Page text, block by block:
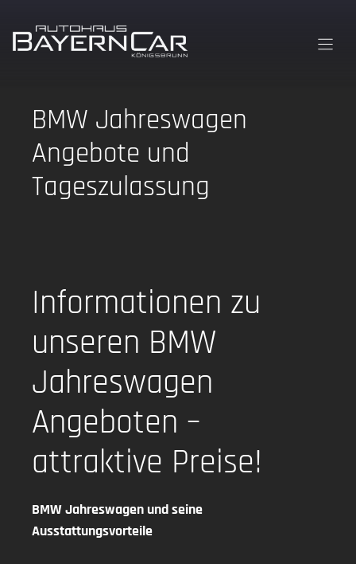
Inhalt
springen
BMW Jahreswagen
Angebote und
Tageszulassung
Informationen zu
unseren BMW
Jahreswagen
Angeboten –
attraktive Preise!
BMW Jahreswagen und seine
Ausstattungsvorteile